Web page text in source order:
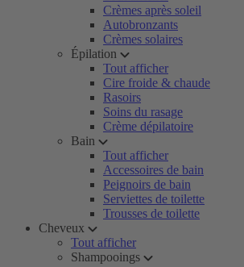
Crèmes après soleil
Autobronzants
Crèmes solaires
Épilation
Tout afficher
Cire froide & chaude
Rasoirs
Soins du rasage
Crème dépilatoire
Bain
Tout afficher
Accessoires de bain
Peignoirs de bain
Serviettes de toilette
Trousses de toilette
Cheveux
Tout afficher
Shampooings